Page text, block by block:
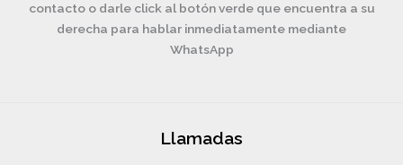
contacto o darle click al botón verde que encuentra a su
derecha para hablar inmediatamente mediante
WhatsApp
Llamadas